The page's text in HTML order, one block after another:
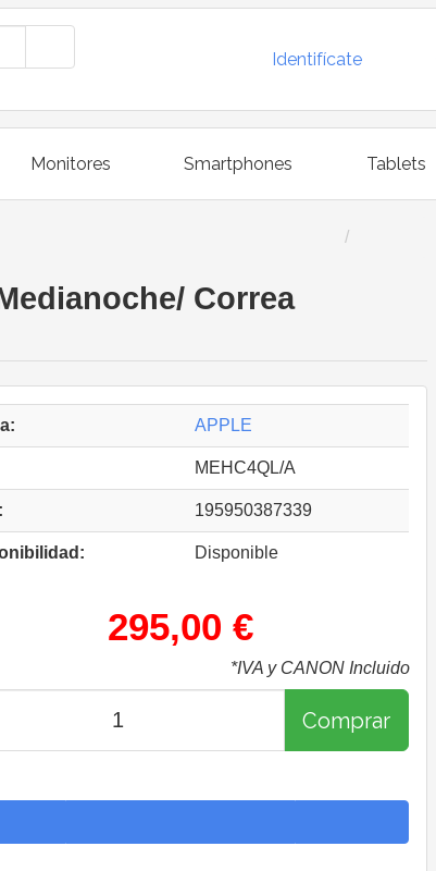
Identifícate
Monitores Smartphones Tablets
Correa
APPLE
MEHC4QL/A
195950387339
Disponible
295,00 €
*IVA y CANON Incluido
Comprar